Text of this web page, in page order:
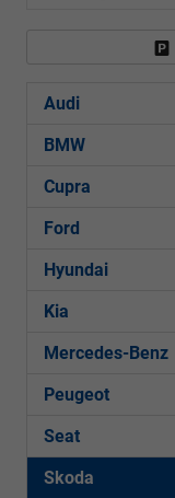
Audi
BMW
Cupra
Ford
Hyundai
Kia
Mercedes-Benz
Peugeot
Seat
Skoda